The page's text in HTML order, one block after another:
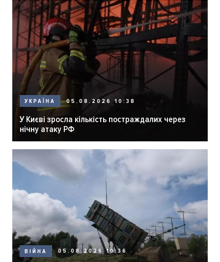
УКРАЇНА 05.08.2026 10:38
У Києві зросла кількість постраждалих через
нічну атаку РФ
ВІЙНА 05.08.2026 10:36